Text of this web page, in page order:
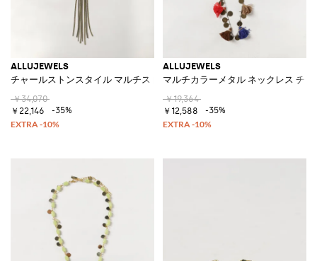
ALLUJEWELS
チャールストンスタイル マルチストランド メタルメッシュネックレス
￥34,070
￥22,146
-35%
ALLUJEWELS
マルチカラーメタル ネックレス チ
￥19,364
￥12,588
-35%